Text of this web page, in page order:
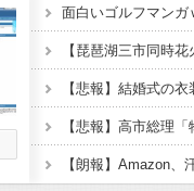
面白いゴルフマンガ